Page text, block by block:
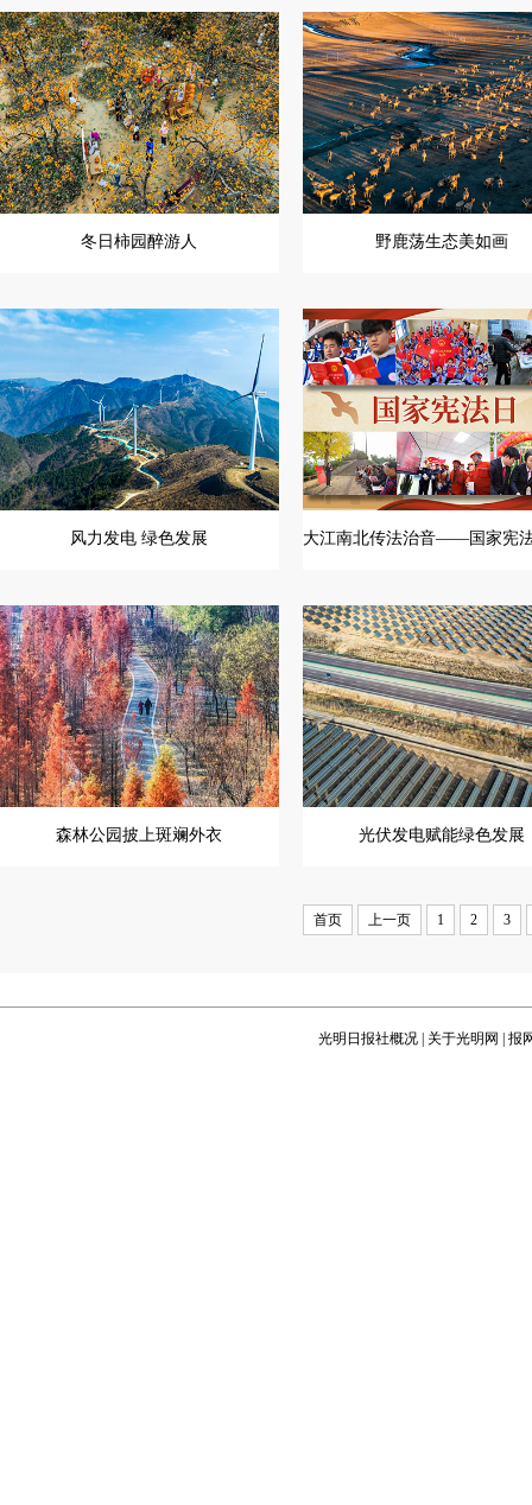
冬日柿园醉游人 野鹿荡生态美如画
风力发电 绿色发展
森林公园披上斑斓外衣 光伏发电赋能绿色发展
首页 上一页 1 2 3
光明日报社概况 关于光明网 报